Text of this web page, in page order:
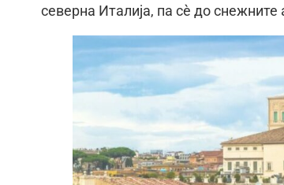
северна Италија, па сè до